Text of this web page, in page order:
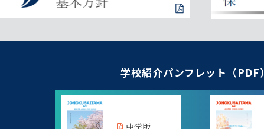
学校紹介パンフレット（PDF）
中学版